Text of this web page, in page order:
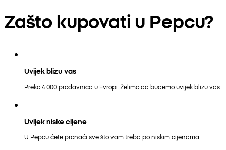
Zašto kupovati u Pepcu?
Uvijek blizu vas
Preko 4.000 prodavnica u Evropi. Želimo da budemo uvijek blizu vas.
Uvijek niske cijene
U Pepcu ćete pronaći sve što vam treba po niskim cijenama.